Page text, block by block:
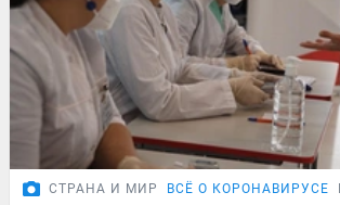
СТРАНА И МИР ВСЁ О КОРОНАВИРУСЕ